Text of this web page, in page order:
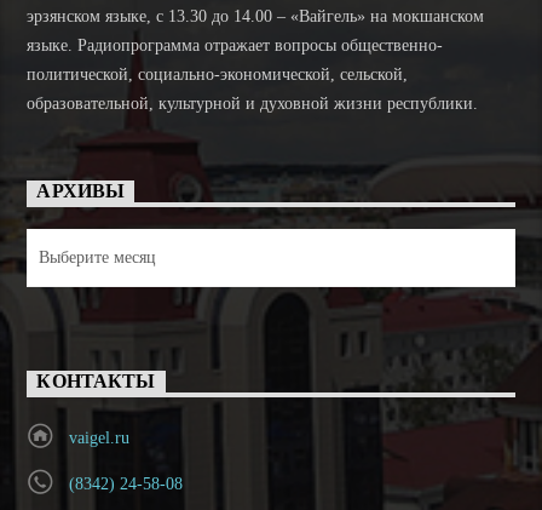
эрзянском языке, с 13.30 до 14.00 – «Вайгель» на мокшанском
языке. Радиопрограмма отражает вопросы общественно-
политической, социально-экономической, сельской,
образовательной, культурной и духовной жизни республики.
АРХИВЫ
КОНТАКТЫ
vaigel.ru
(8342) 24-58-08